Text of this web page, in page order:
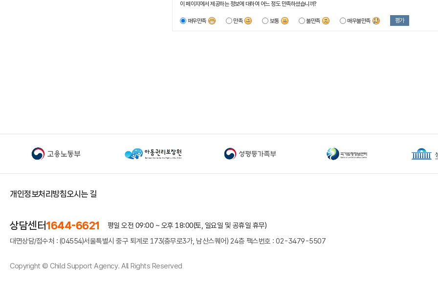
이 페이지에서 제공하는 정보에 대하여 어느 정도 만족하셨습니까?
매우만족 만족 보통 불만족 매우불만족 평가
개인정보처리방침오시는 길
상담센터1644-6621 평일 오전 09:00 ~ 오후 18:00(토, 일요일 및 공휴일 휴무)
대면상담/접수처 : (04554)서울특별시 중구 퇴계로 173(충무로3가, 남산스퀘어) 24층 팩스번호 : 02-3479-5507
Copyright © Child Support Agency. All Rights Reserved